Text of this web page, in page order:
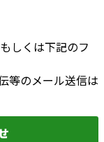
しくは下記のフ
等のメール送信は